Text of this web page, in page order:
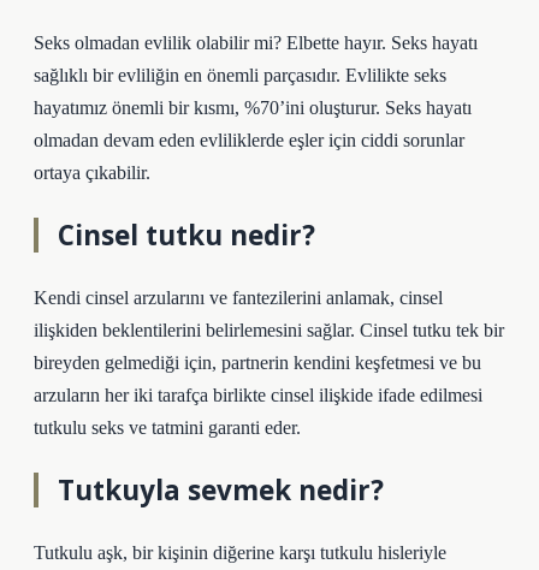
Seks olmadan evlilik olabilir mi? Elbette hayır. Seks hayatı
sağlıklı bir evliliğin en önemli parçasıdır. Evlilikte seks
hayatımız önemli bir kısmı, %70’ini oluşturur. Seks hayatı
olmadan devam eden evliliklerde eşler için ciddi sorunlar
ortaya çıkabilir.
Cinsel tutku nedir?
Kendi cinsel arzularını ve fantezilerini anlamak, cinsel
ilişkiden beklentilerini belirlemesini sağlar. Cinsel tutku tek bir
bireyden gelmediği için, partnerin kendini keşfetmesi ve bu
arzuların her iki tarafça birlikte cinsel ilişkide ifade edilmesi
tutkulu seks ve tatmini garanti eder.
Tutkuyla sevmek nedir?
Tutkulu aşk, bir kişinin diğerine karşı tutkulu hisleriyle